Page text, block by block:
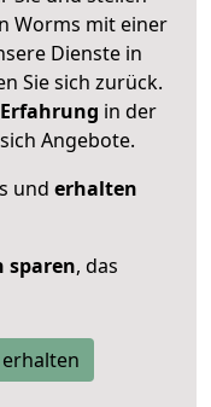
Worms mit einer
Dienste in
Sie sich zurück.
in der
Angebote.
und erhalten
sparen, das